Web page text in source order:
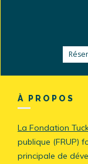
À PROPOS
La Fondation
publique (FRUP)
principale de